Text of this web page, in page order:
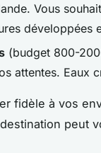
Vous
développées
(budget 800-
attentes. Eaux
fidèle à vos
peut